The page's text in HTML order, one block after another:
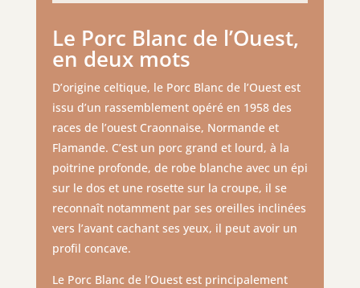
Le Porc Blanc de l’Ouest,
en deux mots
D’origine celtique, le Porc Blanc de l’Ouest est
issu d’un rassemblement opéré en 1958 des
races de l’ouest Craonnaise, Normande et
Flamande. C’est un porc grand et lourd, à la
poitrine profonde, de robe blanche avec un épi
sur le dos et une rosette sur la croupe, il se
reconnaît notamment par ses oreilles inclinées
vers l’avant cachant ses yeux, il peut avoir un
profil concave.
Le Porc Blanc de l’Ouest est principalement